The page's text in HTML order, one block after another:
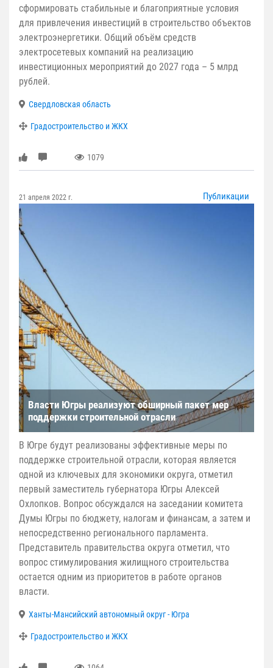
сформировать стабильные и благоприятные условия
для привлечения инвестиций в строительство объектов
электроэнергетики. Общий объём средств
электросетевых компаний на реализацию
инвестиционных мероприятий до 2027 года – 5 млрд
рублей.
Свердловская область
Градостроительство и ЖКХ
1079
21 апреля 2022 г. Публикации
Власти Югры реализуют обширный пакет мер
поддержки строительной отрасли
В Югре будут реализованы эффективные меры по
поддержке строительной отрасли, которая является
одной из ключевых для экономики округа, отметил
первый заместитель губернатора Югры Алексей
Охлопков. Вопрос обсуждался на заседании комитета
Думы Югры по бюджету, налогам и финансам, а затем и
непосредственно регионального парламента.
Представитель правительства округа отметил, что
вопрос стимулирования жилищного строительства
остается одним из приоритетов в работе органов
власти.
Ханты-Мансийский автономный округ - Югра
Градостроительство и ЖКХ